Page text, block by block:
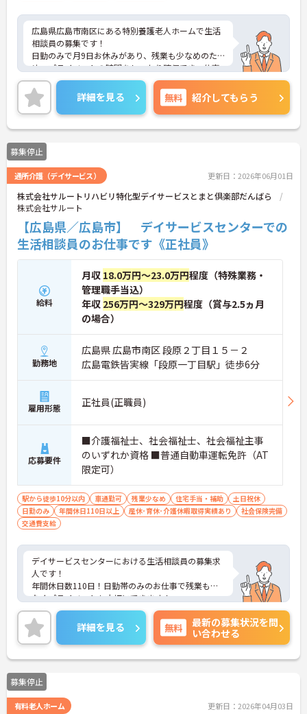
広島県広島市南区にある特別養護老人ホームで生活
相談員の募集です！
日勤のみで月9日お休みがあり、残業も少なめのた
め、プライベートの時間をしっかり確保でき、仕事
との両立がしやすい職場です◎
昇給と計4.00ヵ月分の賞与実績があり、あなたの頑
張りがしっかり評価され、やりがいを持ってお仕事
ができます！
ご興味ある方は面接ポイントをお伝えしますので、
お気軽にご連絡ください。
詳細を見る 無料 紹介してもらう
募集停止
通所介護（デイサービス） 更新日：2026年06月01日
株式会社サルートリハビリ特化型デイサービスとまと倶楽部だんばら
株式会社サルート
【広島県／広島市】 デイサービスセンターでの
生活相談員のお仕事です《正社員》
給料
月収 18.0万円～23.0万円程度（特殊業務・
管理職手当込）
年収 256万円～329万円程度（賞与2.5ヵ月
の場合）
勤務地
広島県 広島市南区 段原２丁目１５－２
広島電鉄皆実線「段原一丁目駅」徒歩6分
雇用形態 正社員(正職員)
応募要件
■介護福祉士、社会福祉士、社会福祉主事
のいずれか資格 ■普通自動車運転免許（AT
限定可）
駅から徒歩10分以内 車通勤可 残業少なめ 住宅手当・補助
土日祝休
日勤のみ
年間休日110日以上 産休･育休･介護休暇取得実績あり
社会保険完備
交通費支給
デイサービスセンターにおける生活相談員の募集求
人です！
年間休日数110日！日勤帯のみのお仕事で残業も少
なくプライベートも大切にできます！
ご興味ある方には、面接のポイントなど、さらに詳
細をお話致しますのでお気軽にご相談ください。
詳細を見る 無料
最新の募集状況を問
い合わせる
募集停止
有料老人ホーム 更新日：2026年04月03日